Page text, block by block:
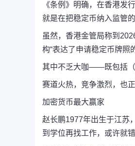
《条例》明确，在香港发
就是在把稳定币纳入监管
虽然，香港金管局称到
构“表达了申请稳定币牌照
其中不乏大咖——既包括（
赛道火热，竞争激烈，也
加密货币最大赢家
赵长鹏1977年出生于江苏
到学位再找工作，或许就